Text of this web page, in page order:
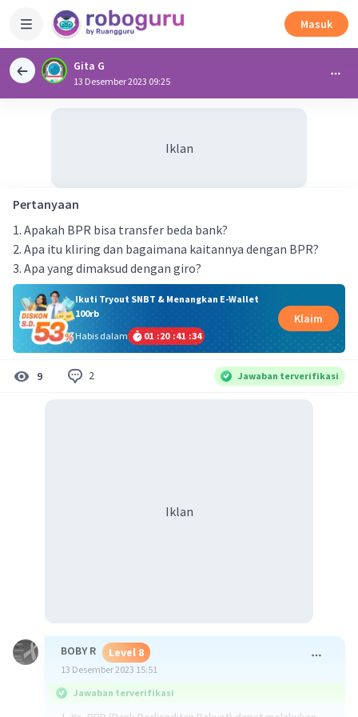
Masuk
Gita G
13 Desember 2023 09:25
Iklan
Pertanyaan
1. Apakah BPR bisa transfer beda bank?
2. Apa itu kliring dan bagaimana kaitannya dengan BPR?
3. Apa yang dimaksud dengan giro?
Ikuti Tryout SNBT & Menangkan E-Wallet
100rb
Habis dalam
01 :20 :41 :33
Klaim
9 2 Jawaban terverifikasi
Iklan
BOBY R Level 8
13 Desember 2023 15:51
Jawaban terverifikasi